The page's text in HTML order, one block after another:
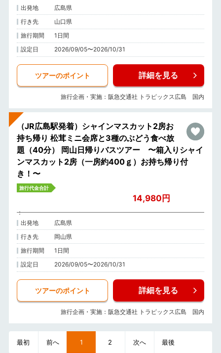
出発地
広島県
行き先
山口県
旅行期間
1日間
設定日
2026/09/05〜2026/10/31
ツアーのポイント 詳細を見る
旅行企画・実施：阪急交通社 トラピックス広島 国内
（JR広島駅発着）シャインマスカット2房お
持ち帰り 松茸ミニ会席と3種のぶどう食べ放
題（40分） 岡山日帰りバスツアー 〜箱入りシャイ
ンマスカット2房（一房約400ｇ）お持ち帰り付
き！〜
旅行代金合計
14,980円
出発地
広島県
行き先
岡山県
旅行期間
1日間
設定日
2026/09/05〜2026/10/31
ツアーのポイント 詳細を見る
旅行企画・実施：阪急交通社 トラピックス広島 国内
最初 前へ 1 2 次へ 最後